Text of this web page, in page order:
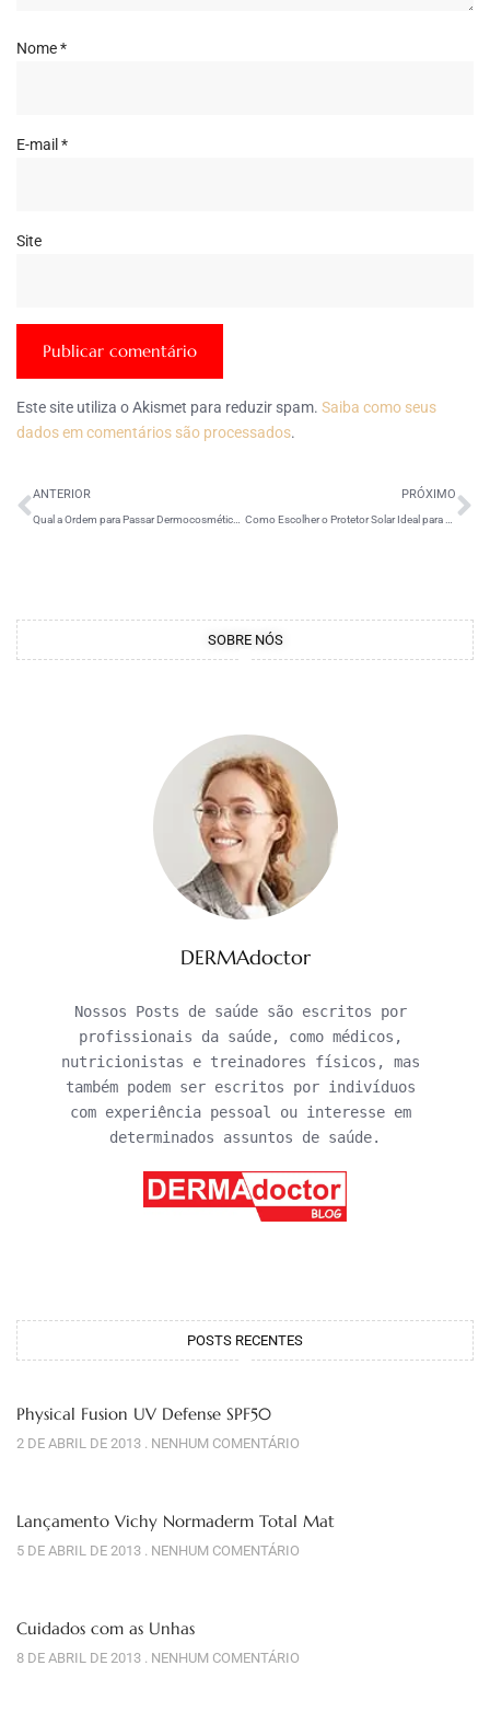
Nome*
E-mail *
Site
Este site utiliza o Akismet para reduzir spam. Saiba como seus
dados em comentários são processados.
ANTERIOR PRÓXIMO
SOBRE NÓS
DERMAdoctor
Nossos Posts de saúde são escritos por
profissionais da saúde, como médicos,
nutricionistas e treinadores físicos, mas
também podem ser escritos por indivíduos
com experiência pessoal ou interesse em
determinados assuntos de saúde.
POSTS RECENTES
Physical Fusion UV Defense SPF50
2 DE ABRIL DE 2013 NENHUM COMENTÁRIO
Lançamento Vichy Normaderm Total Mat
5 DE ABRIL DE 2013 NENHUM COMENTÁRIO
Cuidados com as Unhas
8 DE ABRIL DE 2013 NENHUM COMENTÁRIO